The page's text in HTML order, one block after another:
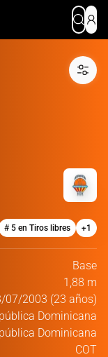
# 5 en Tiros libres +1
Base
1,88 m
07/2003 (23 años)
Dominicana
Dominicana
COT